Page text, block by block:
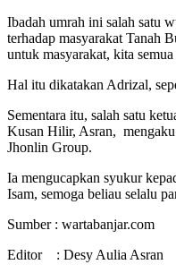
Ibadah umrah ini salah satu
terhadap masyarakat Tanah
untuk masyarakat, kita
Hal itu dikatakan Adrizal,
Sementara itu, salah satu
Kusan Hilir, Asran,
Jhonlin Group.
Ia mengucapkan syukur
Isam, semoga beliau selalu
Sumber : wartabanjar.com
Editor : Desy Aulia Asran